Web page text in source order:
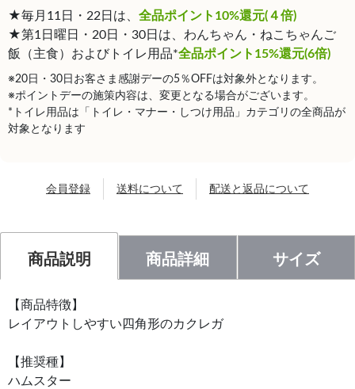
★毎月11日・22日は、 全品ポイント10%還元(４倍)
★第1日曜日・20日・30日は、わんちゃん・ねこちゃんご
飯（主食）およびトイレ用品*全品ポイント15%還元(6倍)
※20日・30日お客さま感謝デーの5％OFFは対象外となります。
※ポイントデーの施策内容は、変更となる場合がございます。
*トイレ用品は「トイレ・マナー・しつけ用品」カテゴリの全商品が
対象となります
会員登録 送料について 配送と返品について
商品説明 商品詳細 サイズ
【商品特徴】
レイアウトしやすい四角形のカクレガ
【推奨種】
ハムスター